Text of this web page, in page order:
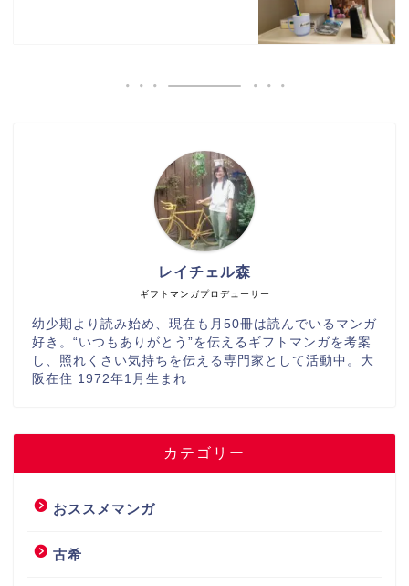
ギフトマンガプロデューサー
レイチェル森
幼少期より読み始め、現在も月50冊は読んでいるマンガ
好き。“いつもありがとう”を伝えるギフトマンガを考案
し、照れくさい気持ちを伝える専門家として活動中。大
阪在住 1972年1月生まれ
カテゴリー
おススメマンガ
古希